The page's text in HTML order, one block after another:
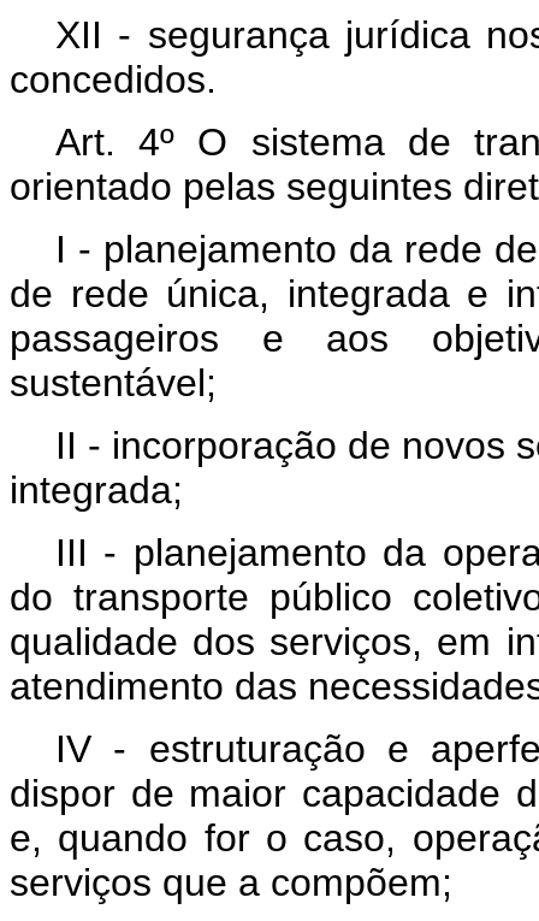
XII - segurança jurídica
concedidos.
Art. 4º O sistema de
orientado pelas seguintes
I - planejamento da rede
de rede única, integrada e
passageiros e aos
sustentável;
II - incorporação de novos
integrada;
III - planejamento da
do transporte público
qualidade dos serviços, em
atendimento das
IV - estruturação e
dispor de maior capacidade
e, quando for o caso,
serviços que a compõem;